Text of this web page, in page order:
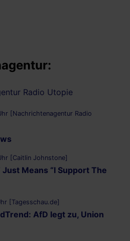
Radio Utopie
[Nachrichtenagentur Radio
[Caitlin Johnstone]
Just Means “I Support The
[Tagesschau.de]
AfD legt zu, Union